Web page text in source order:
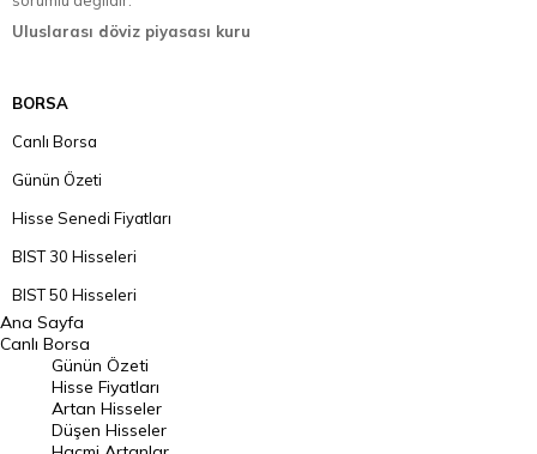
Uluslarası döviz piyasası kuru
BORSA
Canlı Borsa
Günün Özeti
Hisse Senedi Fiyatları
BIST 30 Hisseleri
BIST 50 Hisseleri
BIST 100 Hisseleri
En Çok Artan Hisseler
En Çok Düşen Hisseler
Hacmi Artanlar
Ana Sayfa
Canlı Borsa
Günün Özeti
Hisse Fiyatları
Artan Hisseler
Düşen Hisseler